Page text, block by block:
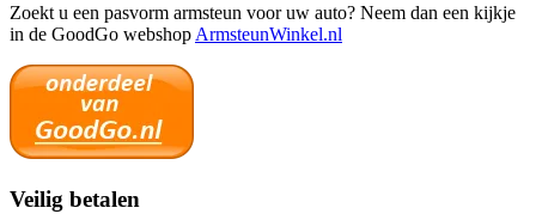
Zoekt u een pasvorm armsteun voor uw auto? Neem dan een kijkje
in de GoodGo webshop ArmsteunWinkel.nl
Veilig betalen